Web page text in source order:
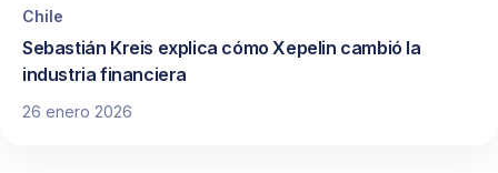
Chile
Sebastián Kreis explica cómo Xepelin cambió la
industria financiera
26 enero 2026